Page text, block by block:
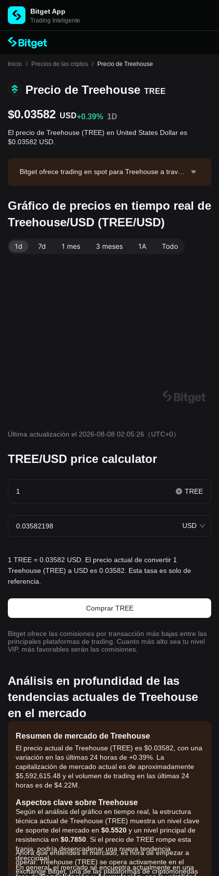
Bitget App
Trading Inteligente
Inicio / Precios de las criptos / Precio de Treehouse
Precio de Treehouse TREE
$0.03582 USD+0.39% 1D
El precio de Treehouse (TREE) en United States Dollar es
$0.03582 USD.
Bitget ofrece trading en spot para Treehouse a través
horas de $51,186.81. Treehouse tiene una capitalizaci
ón de mercado de $5,592,615.48 y un suministro circ
ulante de 156.12M TREE. Fuente de datos: exchange
Gráfico de precios en tiempo real de
Treehouse/USD (TREE/USD)
1d 7d 1 mes 3 meses 1A Todo
Última actualización el 2026-08-08 02:05:26 （UTC+0）
TREE/USD price calculator
TREE
USD
1 TREE = 0.03582 USD. El precio actual de convertir 1
Treehouse (TREE) a USD es 0.03582. Esta tasa es solo de
referencia.
Comprar TREE
Bitget ofrece las comisiones por transacción más bajas entre las
principales plataformas de trading. Cuanto más alto sea tu nivel
VIP, más favorables serán las comisiones.
Análisis en profundidad de las
tendencias actuales de Treehouse
en el mercado
Resumen de mercado de Treehouse
El precio actual de Treehouse (TREE) es $0.03582, con una
variación en las últimas 24 horas de +0.39%. La
capitalización de mercado actual es de aproximadamente
$5,592,615.48 y el volumen de trading en las últimas 24
horas es de $4.22M.
Aspectos clave sobre Treehouse
Según el análisis del gráfico en tiempo real, la estructura
técnica actual de Treehouse (TREE) muestra un nivel clave
de soporte del mercado en $0.5520 y un nivel principal de
resistencia en $0.7850 . Si el precio de TREE rompe esta
franja, podría desencadenar una nueva tendencia
direccional.
En general, el mercado se encuentra actualmente en una
Ahora que entiendes el mercado, es hora de empezar a
operar. Treehouse (TREE) se opera activamente en el
exchange Bitget, una de las plataformas de criptomonedas